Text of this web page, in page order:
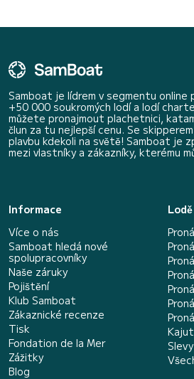
Samboat je lídrem v segmentu online
+50 000 soukromých lodí a lodí
můžete pronajmout plachetnici,
člun za tu nejlepší cenu. Se
plavbu kdekoli na světě! Samboat je
mezi vlastníky a zákazníky, kterému
Informace
Více o nás
Samboat hledá nové
spolupracovníky
Naše záruky
Pojištění
Klub Samboat
Zákaznické recenze
Tisk
Fondation de la Mer
Zážitky
Blog
Slevy